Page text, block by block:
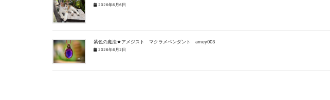
2026年6月6日
紫色の魔法★アメジスト マクラメペンダント amey003
2026年6月2日